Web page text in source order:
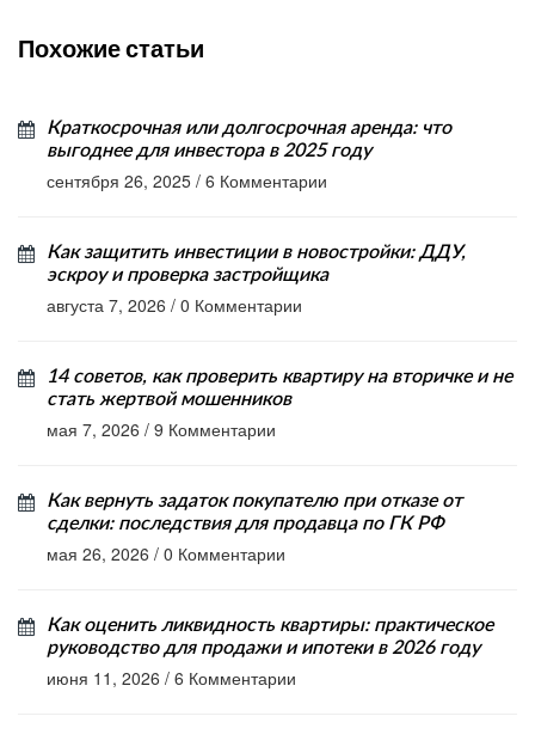
Похожие статьи
Краткосрочная или долгосрочная аренда: что
выгоднее для инвестора в 2025 году
сентября 26, 2025 / 6 Комментарии
Как защитить инвестиции в новостройки: ДДУ,
эскроу и проверка застройщика
августа 7, 2026 / 0 Комментарии
14 советов, как проверить квартиру на вторичке и не
стать жертвой мошенников
мая 7, 2026 / 9 Комментарии
Как вернуть задаток покупателю при отказе от
сделки: последствия для продавца по ГК РФ
мая 26, 2026 / 0 Комментарии
Как оценить ликвидность квартиры: практическое
руководство для продажи и ипотеки в 2026 году
июня 11, 2026 / 6 Комментарии